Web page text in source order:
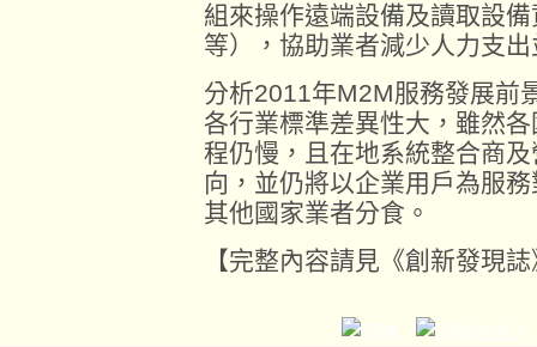
組來操作遠端設備及讀取設
等），協助業者減少人力支
分析2011年M2M服務發展前
各行業標準差異性大，雖然
程仍慢，且在地系統整合商
向，並仍將以企業用戶為服
其他國家業者分食。
【完整內容請見《創新發現